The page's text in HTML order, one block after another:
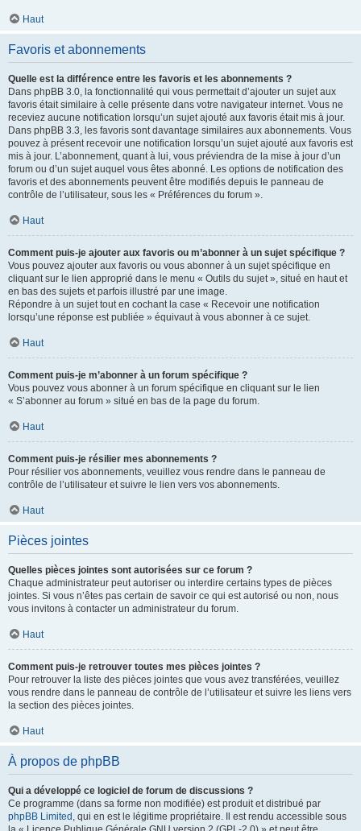
Haut
Favoris et abonnements
Quelle est la différence entre les favoris et les abonnements ?
Dans phpBB 3.0, la fonctionnalité qui vous permettait d’ajouter un sujet aux
favoris était similaire à celle présente dans votre navigateur internet. Vous ne
receviez aucune notification lorsqu’un sujet ajouté aux favoris était mis à jour.
Dans phpBB 3.3, les favoris sont davantage similaires aux abonnements. Vous
pouvez à présent recevoir une notification lorsqu’un sujet ajouté aux favoris est
mis à jour. L’abonnement, quant à lui, vous préviendra de la mise à jour d’un
forum ou d’un sujet auquel vous êtes abonné. Les options de notification des
favoris et des abonnements peuvent être modifiés depuis le panneau de
contrôle de l’utilisateur, sous les « Préférences du forum ».
Haut
Comment puis-je ajouter aux favoris ou m’abonner à un sujet spécifique ?
Vous pouvez ajouter aux favoris ou vous abonner à un sujet spécifique en
cliquant sur le lien approprié dans le menu « Outils du sujet », situé en haut et
en bas des sujets et parfois illustré par une image.
Répondre à un sujet tout en cochant la case « Recevoir une notification
lorsqu’une réponse est publiée » équivaut à vous abonner à ce sujet.
Haut
Comment puis-je m’abonner à un forum spécifique ?
Vous pouvez vous abonner à un forum spécifique en cliquant sur le lien
« S’abonner au forum » situé en bas de la page du forum.
Haut
Comment puis-je résilier mes abonnements ?
Pour résilier vos abonnements, veuillez vous rendre dans le panneau de
contrôle de l’utilisateur et suivre le lien vers vos abonnements.
Haut
Pièces jointes
Quelles pièces jointes sont autorisées sur ce forum ?
Chaque administrateur peut autoriser ou interdire certains types de pièces
jointes. Si vous n’êtes pas certain de savoir ce qui est autorisé ou non, nous
vous invitons à contacter un administrateur du forum.
Haut
Comment puis-je retrouver toutes mes pièces jointes ?
Pour retrouver la liste des pièces jointes que vous avez transférées, veuillez
vous rendre dans le panneau de contrôle de l’utilisateur et suivre les liens vers
la section des pièces jointes.
Haut
À propos de phpBB
Qui a développé ce logiciel de forum de discussions ?
Ce programme (dans sa forme non modifiée) est produit et distribué par
phpBB Limited , qui en est le légitime propriétaire. Il est rendu accessible sous